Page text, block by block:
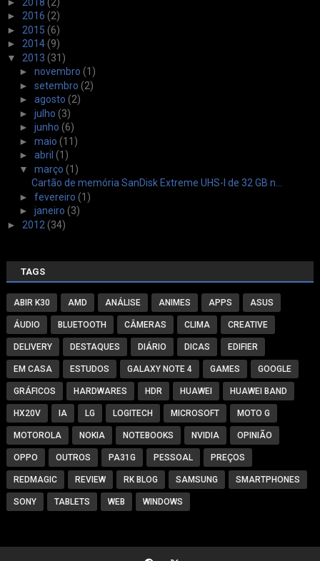
► 2016 (2)
► 2015 (6)
► 2014(9)
▼ 2013 (31)
► novembro (1)
► setembro (2)
► agosto (2)
► julho (3)
► junho (6)
► maio (11)
► abril (1)
▼ março (1)
Cartão de memória SanDisk Extreme UHS-I de 32 GB n...
► fevereiro (1)
► janeiro (3)
► 2012 (34)
TAGS
ABIR K30 AMD ANÁLISE ANIMES APPS ASUS
ÁUDIO BLUETOOTH CÂMERAS CLIMA CREATIVE
DELIVERY DESTAQUES DIÁRIO DICAS EDIFIER
EM CASA ESTUDOS GALAXY NOTE 4 GAMES GOOGLE
GRÁFICOS HARDWARES HDR HUAWEI HUAWEI BAND
HX20V IA LG LOGITECH MICROSOFT MOTO G
MOTOROLA NOKIA NOTEBOOKS NVIDIA OPINIÃO
OPPO OUTROS PA31G PESSOAL PREÇOS
REDMAGIC REVIEW RK BLOG SAMSUNG SMARTPHONES
SONY TABLETS WEB WINDOWS